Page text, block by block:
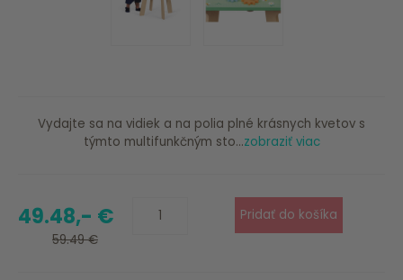
Vydajte sa na vidiek a na polia plné krásnych kvetov s
týmto multifunkčným sto...zobraziť viac
49.48,- €
59.49 €